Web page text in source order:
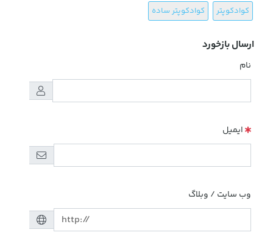
کوادکوپتر کوادکوپتر ساده
ارسال بازخورد
نام
ایمیل
وب سایت / وبلاگ